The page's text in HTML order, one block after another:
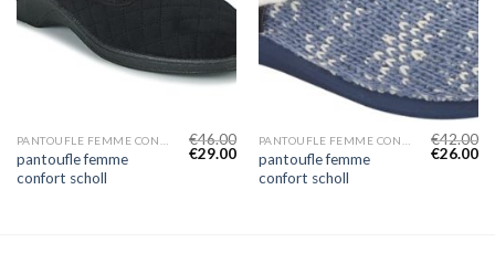
pantoufle femme
confort scholl
€46.00
€29.00
pantoufle femme
confort scholl
€42.00
€26.00